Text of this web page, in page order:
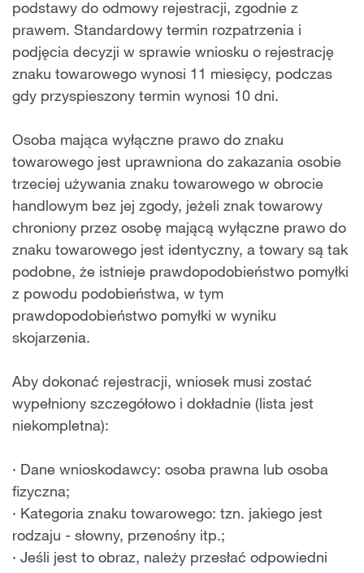
podstawy do odmowy rejestracji, zgodnie z
prawem. Standardowy termin rozpatrzenia i
podjęcia decyzji w sprawie wniosku o rejestrację
znaku towarowego wynosi 11 miesięcy, podczas
gdy przyspieszony termin wynosi 10 dni.
Osoba mająca wyłączne prawo do znaku
towarowego jest uprawniona do zakazania osobie
trzeciej używania znaku towarowego w obrocie
handlowym bez jej zgody, jeżeli znak towarowy
chroniony przez osobę mającą wyłączne prawo do
znaku towarowego jest identyczny, a towary są tak
podobne, że istnieje prawdopodobieństwo pomyłki
z powodu podobieństwa, w tym
prawdopodobieństwo pomyłki w wyniku
skojarzenia.
Aby dokonać rejestracji, wniosek musi zostać
wypełniony szczegółowo i dokładnie (lista jest
niekompletna):
· Dane wnioskodawcy: osoba prawna lub osoba
fizyczna;
· Kategoria znaku towarowego: tzn. jakiego jest
rodzaju - słowny, przenośny itp.;
· Jeśli jest to obraz, należy przesłać odpowiedni